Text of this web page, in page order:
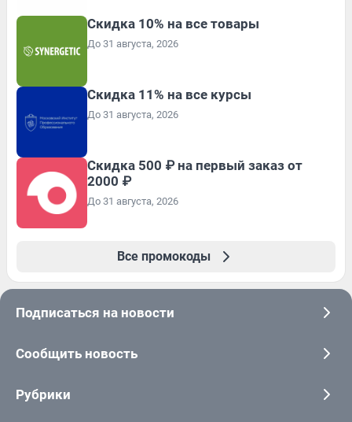
Скидка 10% на все товары
До 31 августа, 2026
Скидка 11% на все курсы
До 31 августа, 2026
Скидка 500 ₽ на первый заказ от
2000 ₽
До 31 августа, 2026
Все промокоды
Подписаться на новости
Сообщить новость
Рубрики